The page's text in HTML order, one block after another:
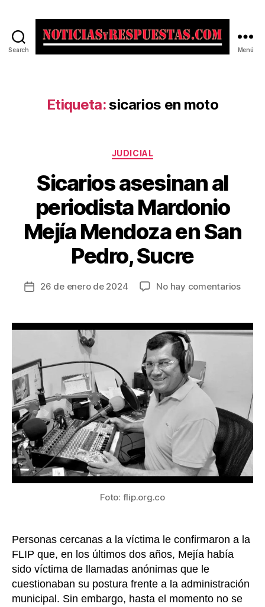
Search Menú
Etiqueta:sicarios en moto
Categorías
JUDICIAL
Sicarios asesinan al
periodista Mardonio
Mejía Mendoza en San
Pedro, Sucre
Fecha
entrada
26 de enero de 2024 No hay comentariosen
al
San
Sucre
Foto: flip.org.co
Personas cercanas a la víctima le confirmaron a la
FLIP que, en los últimos dos años, Mejía había
sido víctima de llamadas anónimas que le
cuestionaban su postura frente a la administración
municipal. Sin embargo, hasta el momento no se